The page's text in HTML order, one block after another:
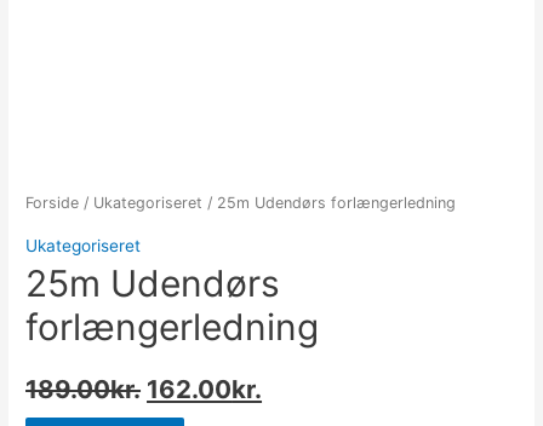
Forside / Ukategoriseret / 25m Udendørs forlængerledning
Ukategoriseret
25m Udendørs
forlængerledning
189.00kr. 162.00kr.